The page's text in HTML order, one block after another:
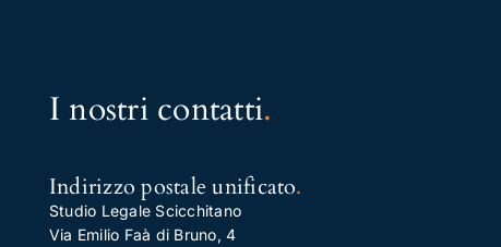
I nostri contatti.
Indirizzo postale unificato.
Studio Legale Scicchitano
Via Emilio Faà di Bruno, 4